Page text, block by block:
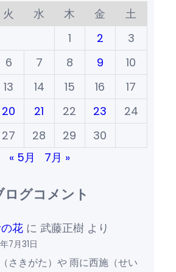
火 水 木 金
土
1
2
3
6 7 8 9
10
13 14 15 16
17
20 21 22 23
24
27 28 29
30
« 5月
7月 »
ログコメント
花 に武藤正樹 より
7月31日
さきがた）や 雨に西施（せい